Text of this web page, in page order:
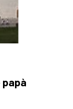
papà